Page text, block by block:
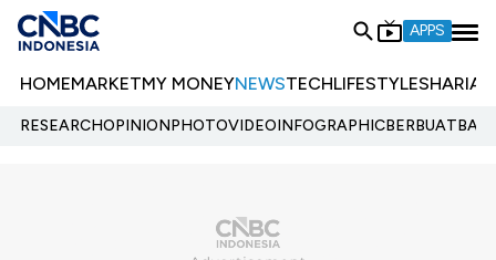
APPS
HOMEMARKETMY MONEYNEWSTECHLIFESTYLESHARIA
RESEARCHOPINIONPHOTOVIDEOINFOGRAPHIC